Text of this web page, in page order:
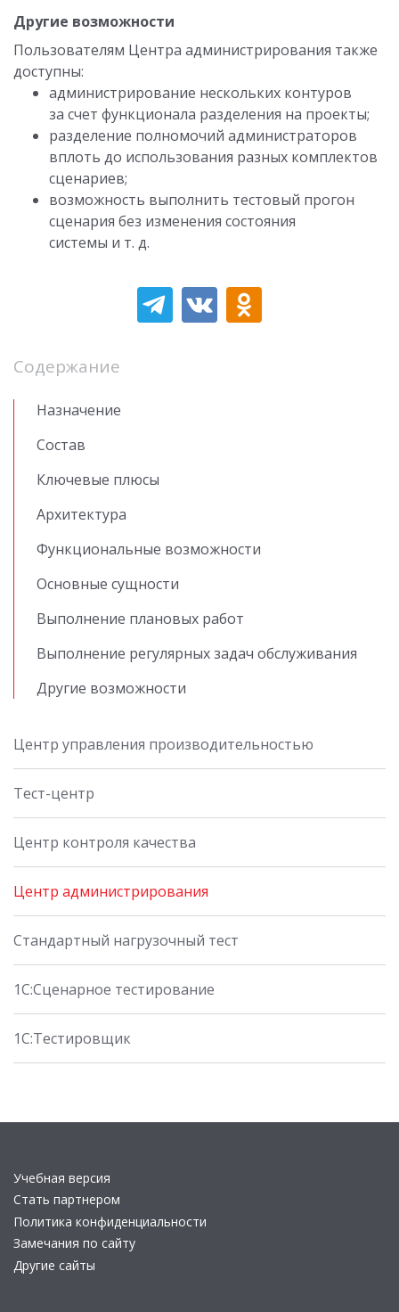
Другие возможности
Пользователям Центра администрирования также
доступны:
администрирование нескольких контуров
за счет функционала разделения на проекты;
разделение полномочий администраторов
вплоть до использования разных комплектов
сценариев;
возможность выполнить тестовый прогон
сценария без изменения состояния
системы и т. д.
Содержание
Назначение
Состав
Ключевые плюсы
Архитектура
Функциональные возможности
Основные сущности
Выполнение плановых работ
Выполнение регулярных задач обслуживания
Другие возможности
Центр управления производительностью
Тест-центр
Центр контроля качества
Центр администрирования
Стандартный нагрузочный тест
1С:Сценарное тестирование
1С:Тестировщик
Учебная версия
Стать партнером
Политика конфиденциальности
Замечания по сайту
Другие сайты